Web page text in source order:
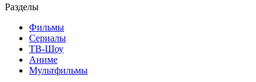
Разделы
Фильмы
Сериалы
ТВ-Шоу
Аниме
Мультфильмы